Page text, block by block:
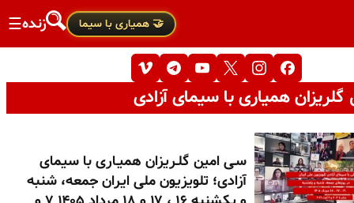
🤝 همیاری با سیما زنده☰
همیاری با سیمای آزادی
سـی امین گلـریزان همیـاری با سیمای
آزادی؛ تلویزیون ملی ایران جمعه، شنبه